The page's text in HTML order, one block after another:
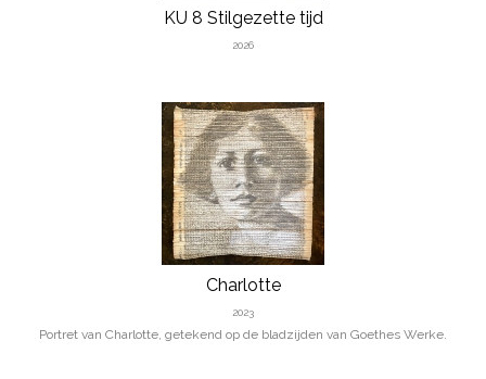
KU 8 Stilgezette tijd
2026
Charlotte
2023
Portret van Charlotte, getekend op de bladzijden van Goethes Werke.